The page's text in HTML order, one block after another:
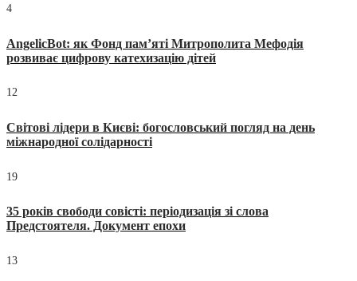
4
AngelicBot: як Фонд пам’яті Митрополита Мефодія
розвиває цифрову катехизацію дітей
12
Світові лідери в Києві: богословський погляд на день
міжнародної солідарності
19
35 років свободи совісті: періодизація зі слова
Предстоятеля. Документ епохи
13